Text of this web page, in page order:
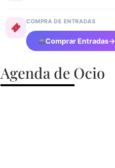
COMPRA DE ENTRADAS
Comprar Entradas→
Agenda de Ocio